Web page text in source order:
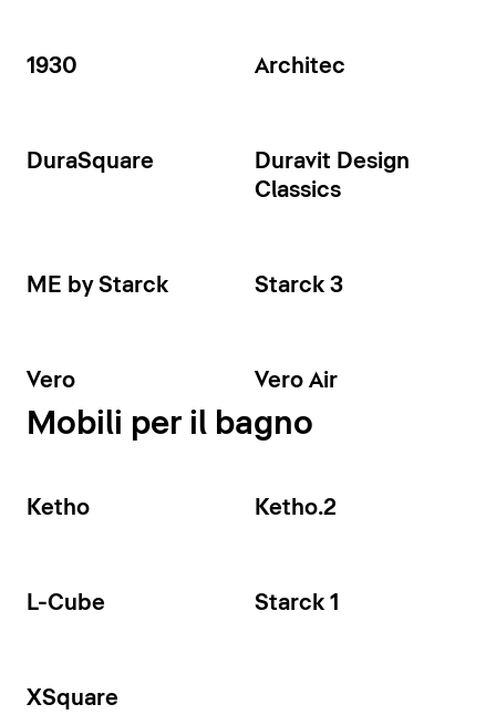
1930 Architec
DuraSquare
Duravit Design
Classics
ME by Starck Starck 3
Vero Vero Air
Mobili per il bagno
Ketho Ketho.2
L-Cube Starck 1
XSquare